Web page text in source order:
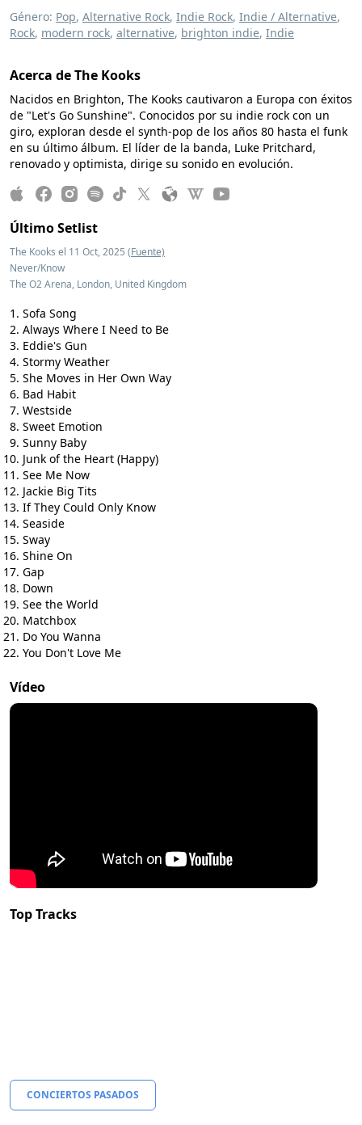
Género: Pop, Alternative Rock, Indie Rock, Indie / Alternative,
Rock, modern rock, alternative, brighton indie, Indie
Acerca de The Kooks
Nacidos en Brighton, The Kooks cautivaron a Europa con éxitos
de "Let's Go Sunshine". Conocidos por su indie rock con un
giro, exploran desde el synth-pop de los años 80 hasta el funk
en su último álbum. El líder de la banda, Luke Pritchard,
renovado y optimista, dirige su sonido en evolución.
Último Setlist
The Kooks el 11 Oct, 2025 (Fuente)
Never/Know
The O2 Arena, London, United Kingdom
Sofa Song
Always Where I Need to Be
Eddie's Gun
Stormy Weather
She Moves in Her Own Way
Bad Habit
Westside
Sweet Emotion
Sunny Baby
Junk of the Heart (Happy)
See Me Now
Jackie Big Tits
If They Could Only Know
Seaside
Sway
Shine On
Gap
Down
See the World
Matchbox
Do You Wanna
You Don't Love Me
Vídeo
Top Tracks
CONCIERTOS PASADOS